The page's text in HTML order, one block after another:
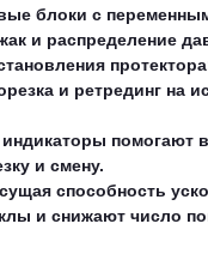
блоки с
и распределение
и ретрединг на
помогают
и смену.
способность
и снижают число